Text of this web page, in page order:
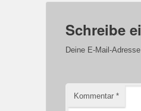
Schreibe
Deine E-Mail-
Kommentar *